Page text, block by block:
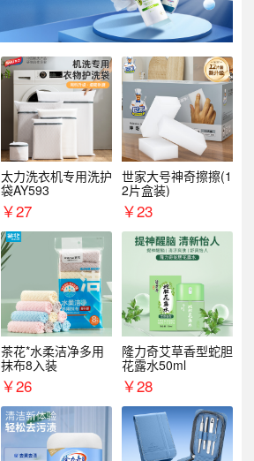
太力洗衣机专用洗护
袋AY593
￥27
世家大号神奇擦擦(1
2片盒装)
￥23
茶花*水柔洁净多用
抹布8入装
￥26
隆力奇艾草香型蛇胆
花露水50ml
￥28